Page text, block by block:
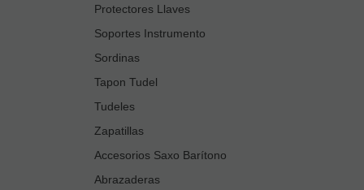
Protectores Llaves
Soportes Instrumento
Sordinas
Tapon Tudel
Tudeles
Zapatillas
Accesorios Saxo Barítono
Abrazaderas